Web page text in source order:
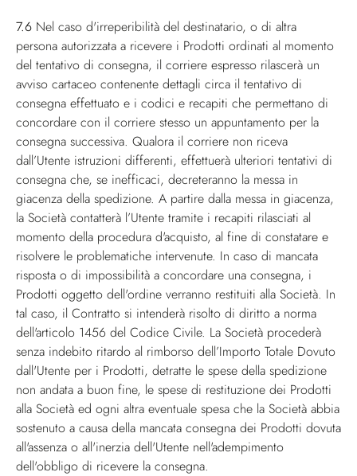
7.6 Nel caso d'irreperibilità del destinatario, o di altra
persona autorizzata a ricevere i Prodotti ordinati al momento
del tentativo di consegna, il corriere espresso rilascerà un
avviso cartaceo contenente dettagli circa il tentativo di
consegna effettuato e i codici e recapiti che permettano di
concordare con il corriere stesso un appuntamento per la
consegna successiva. Qualora il corriere non riceva
dall’Utente istruzioni differenti, effettuerà ulteriori tentativi di
consegna che, se inefficaci, decreteranno la messa in
giacenza della spedizione. A partire dalla messa in giacenza,
la Società contatterà l’Utente tramite i recapiti rilasciati al
momento della procedura d'acquisto, al fine di constatare e
risolvere le problematiche intervenute. In caso di mancata
risposta o di impossibilità a concordare una consegna, i
Prodotti oggetto dell'ordine verranno restituiti alla Società. In
tal caso, il Contratto si intenderà risolto di diritto a norma
dell'articolo 1456 del Codice Civile. La Società procederà
senza indebito ritardo al rimborso dell’Importo Totale Dovuto
dall'Utente per i Prodotti, detratte le spese della spedizione
non andata a buon fine, le spese di restituzione dei Prodotti
alla Società ed ogni altra eventuale spesa che la Società abbia
sostenuto a causa della mancata consegna dei Prodotti dovuta
all'assenza o all'inerzia dell'Utente nell'adempimento
dell'obbligo di ricevere la consegna.